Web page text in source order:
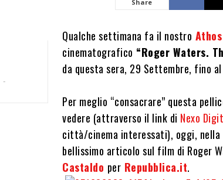
-
Share
Qualche settimana fa il nostro
cinematografico “Roger Waters.
da questa sera, 29 Settembre, fino
Per meglio “consacrare” questa
vedere (attraverso il link di Nexo
città/cinema interessati), oggi, nella
bellissimo articolo sul film di Roger
Castaldo per Repubblica.it.